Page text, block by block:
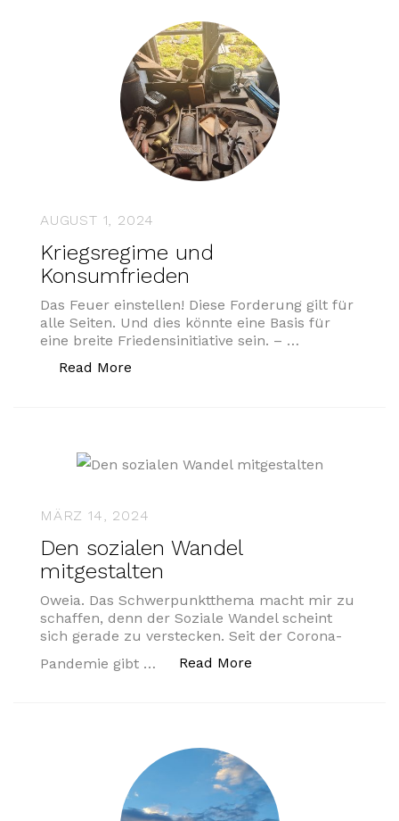
AUGUST 1, 2024
Kriegsregime und
Konsumfrieden
Das Feuer einstellen! Diese Forderung gilt für
alle Seiten. Und dies könnte eine Basis für
eine breite Friedensinitiative sein. – …
Read More
MÄRZ 14, 2024
Den sozialen Wandel
mitgestalten
Oweia. Das Schwerpunktthema macht mir zu
schaffen, denn der Soziale Wandel scheint
sich gerade zu verstecken. Seit der Corona-
Pandemie gibt …
Read More